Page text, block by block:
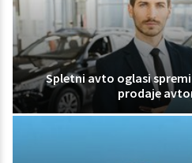
Spletni avto oglasi
prodaje